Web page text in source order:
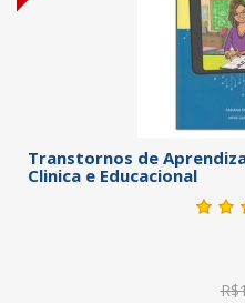
Transtornos de
Clinica e Educacional